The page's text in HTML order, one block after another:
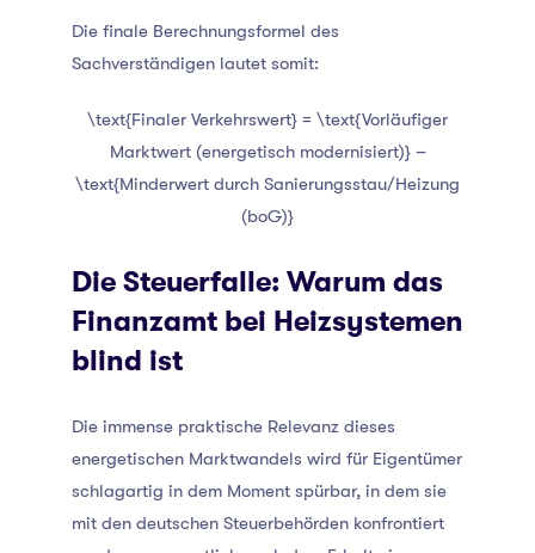
Die finale Berechnungsformel des
Sachverständigen lautet somit:
\text{Finaler Verkehrswert} = \text{Vorläufiger
Marktwert (energetisch modernisiert)} –
\text{Minderwert durch Sanierungsstau/Heizung
(boG)}
Die Steuerfalle: Warum das
Finanzamt bei Heizsystemen
blind ist
Die immense praktische Relevanz dieses
energetischen Marktwandels wird für Eigentümer
schlagartig in dem Moment spürbar, in dem sie
mit den deutschen Steuerbehörden konfrontiert